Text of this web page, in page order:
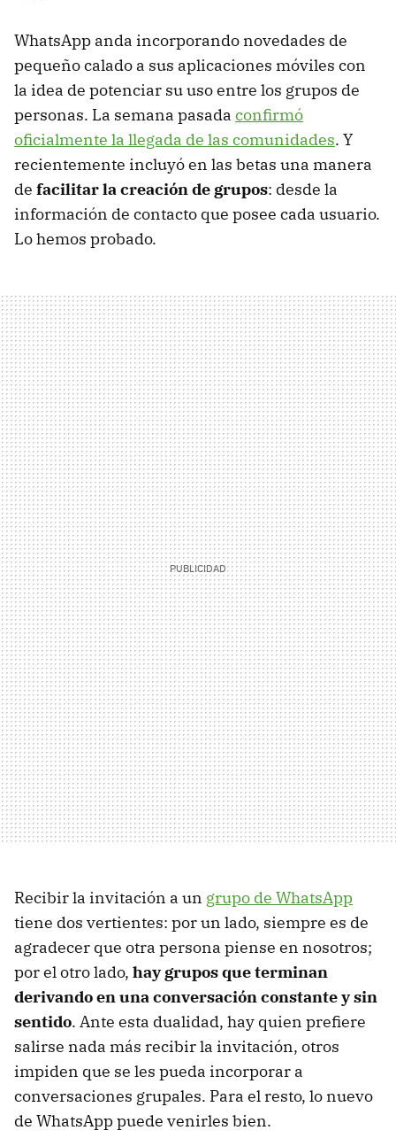
WhatsApp anda incorporando novedades de
pequeño calado a sus aplicaciones móviles con
la idea de potenciar su uso entre los grupos de
personas. La semana pasada confirmó
oficialmente la llegada de las comunidades. Y
recientemente incluyó en las betas una manera
de facilitar la creación de grupos: desde la
información de contacto que posee cada usuario.
Lo hemos probado.
Recibir la invitación a un grupo de WhatsApp
tiene dos vertientes: por un lado, siempre es de
agradecer que otra persona piense en nosotros;
por el otro lado, hay grupos que terminan
derivando en una conversación constante y sin
sentido. Ante esta dualidad, hay quien prefiere
salirse nada más recibir la invitación, otros
impiden que se les pueda incorporar a
conversaciones grupales. Para el resto, lo nuevo
de WhatsApp puede venirles bien.